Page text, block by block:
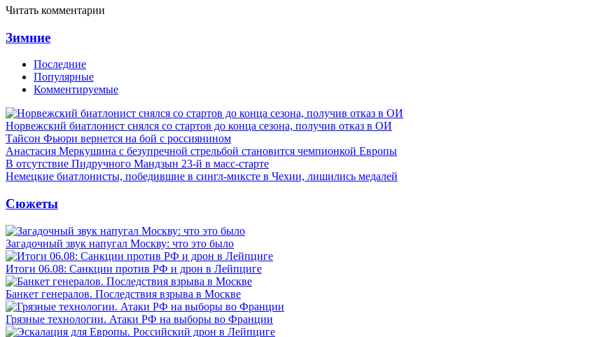
Читать комментарии
Зимние
Последние
Популярные
Комментируемые
Норвежский биатлонист снялся со стартов до конца сезона, получив отказ в ОИ
Тайсон Фьюри вернется на бой с россиянином
Анастасия Меркушина с безупречной стрельбой становится чемпионкой Европы
В отсутствие Пидручного Мандзын 23-й в масс-старте
Немецкие биатлонисты, победившие в сингл-миксте в Чехии, лишились медалей
Сюжеты
Загадочный звук напугал Москву: что это было
Итоги 06.08: Санкции против РФ и дрон в Лейпциге
Банкет генералов. Последствия взрыва в Москве
Грязные технологии. Атаки РФ на выборы во Франции